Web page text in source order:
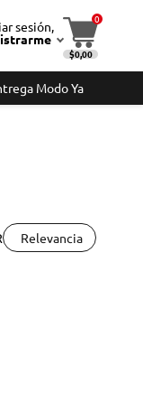
sesión, 0
$0,00
Modo Ya
Relevancia